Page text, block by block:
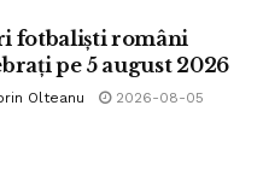
fotbaliști români
pe 5 august 2026
Olteanu 2026-08-05